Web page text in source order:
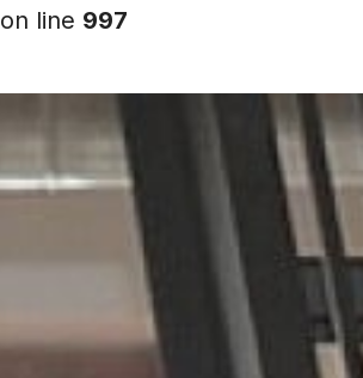
on line 997